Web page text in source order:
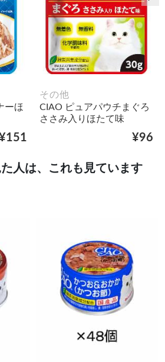
ーほ
¥151
その他
CIAO ピュアパウチまぐろ
ささみ入りほたて味
¥96
人は、これも見ています